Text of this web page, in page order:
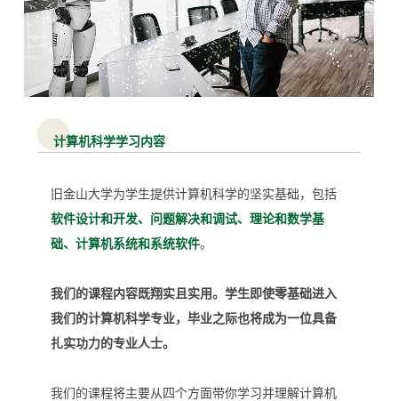
计算机科学学习内容
旧金山大学为学生提供计算机科学的坚实基础，包括
软件设计和开发、问题解决和调试、理论和数学基
础、计算机系统和系统软件。
我们的课程内容既翔实且实用。学生即使零基础进入
我们的计算机科学专业，毕业之际也将成为一位具备
扎实功力的专业人士。
我们的课程将主要从四个方面带你学习并理解计算机